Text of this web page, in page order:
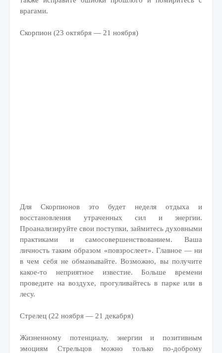
врагами.
Скорпион (23 октября — 21 ноября)
Для Скорпионов это будет неделя отдыха и
восстановления утраченных сил и энергии.
Проанализируйте свои поступки, займитесь духовными
практиками и самосовершенствованием. Ваша
личность таким образом «повзрослеет». Главное — ни
в чем себя не обманывайте. Возможно, вы получите
какое-то неприятное известие. Больше времени
проведите на воздухе, прогуливайтесь в парке или в
лесу.
Стрелец (22 ноября — 21 декабря)
Жизненному потенциалу, энергии и позитивным
эмоциям Стрельцов можно только по-доброму